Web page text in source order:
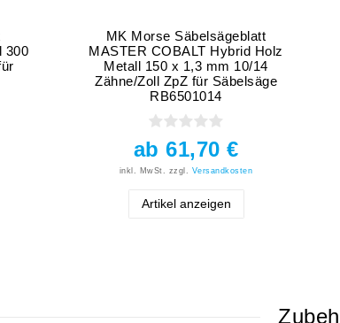
300
MK Morse Säbelsägeblatt
MASTER COBALT Hybrid Holz
Metall 150 x 1,3 mm 10/14
Zähne/Zoll ZpZ für Säbelsäge
RB6501014
ab 61,70 €
inkl. MwSt. zzgl. Versandkosten
Artikel anzeigen